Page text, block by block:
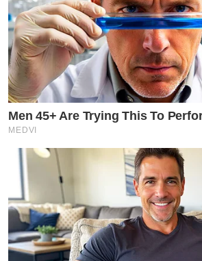
Men 45+ Are Trying This To
MEDVI